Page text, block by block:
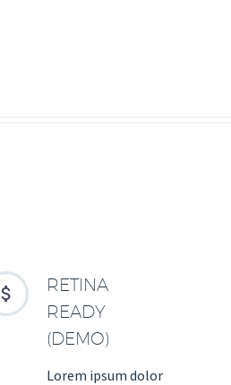


RETINA
READY
(DEMO)
Lorem ipsum dolor